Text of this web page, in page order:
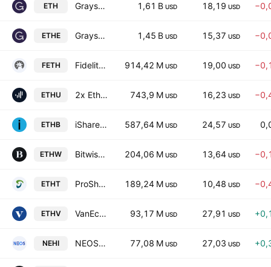
ETH Grayscale Ethereum Staking Mini ETF 1,61 B USD 18,19 USD
ETHE Grayscale Ethereum Staking ETF 1,45 B USD 15,37 USD
FETH Fidelity Ethereum Fund ETF 914,42 M USD 19,00 USD
ETHU 2x Ether ETF 743,9 M USD 16,23 USD
ETHB iShares Staked Ethereum Trust ETF 587,64 M USD 24,57 USD
ETHW Bitwise Ethereum ETF 204,06 M USD 13,64 USD
ETHT ProShares Ultra Ether ETF 189,24 M USD 10,48 USD
ETHV VanEck Ethereum ETF 93,17 M USD 27,91 USD
NEHI NEOS Ethereum High Income ETF 77,08 M USD 27,03 USD